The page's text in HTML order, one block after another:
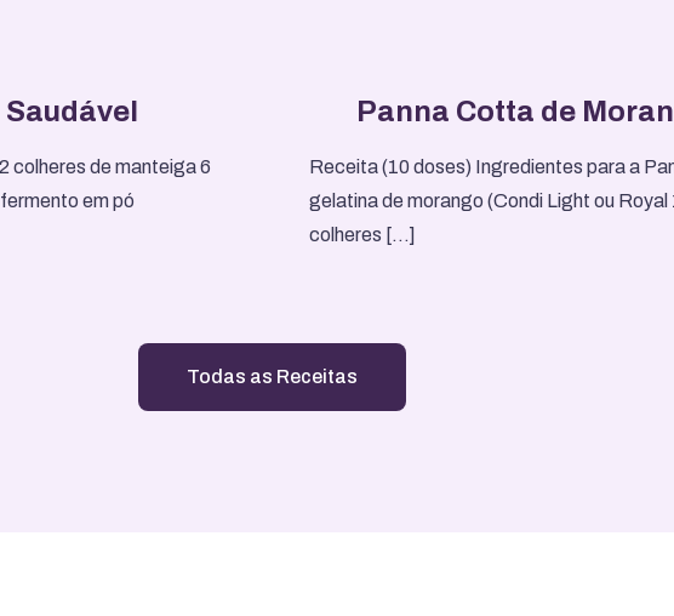
colheres de manteiga 6
em pó
Panna Cotta de
Receita (10 doses) Ingredientes para a
gelatina de morango (Condi Light ou
colheres […]
Todas as Receitas